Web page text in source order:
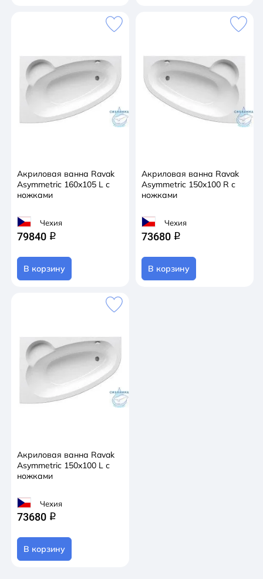
Акриловая ванна Ravak
Asymmetric 160x105 L с
ножками
Чехия
79840 q
В корзину
Акриловая ванна Ravak
Asymmetric 150x100 R с
ножками
Чехия
73680 q
В корзину
Акриловая ванна Ravak
Asymmetric 150x100 L с
ножками
Чехия
73680 q
В корзину